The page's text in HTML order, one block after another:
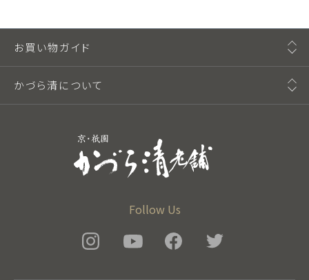
Follow Us
お買い物ガイド
かづら清について